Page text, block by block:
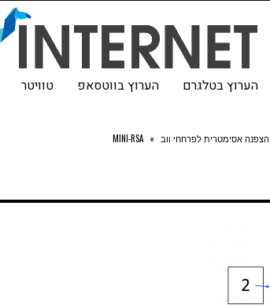
הערוץ בטלגרם הערוץ בווטסאפ טוויטר
הצפנה אסימטרית לפרחחי ווב »
MINI-RSA